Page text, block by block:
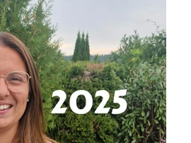
Persönliches